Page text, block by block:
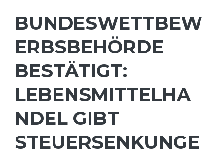
BUNDESWETTBEW
ERBSBEHÖRDE
BESTÄTIGT:
LEBENSMITTELHA
NDEL GIBT
STEUERSENKUNGE